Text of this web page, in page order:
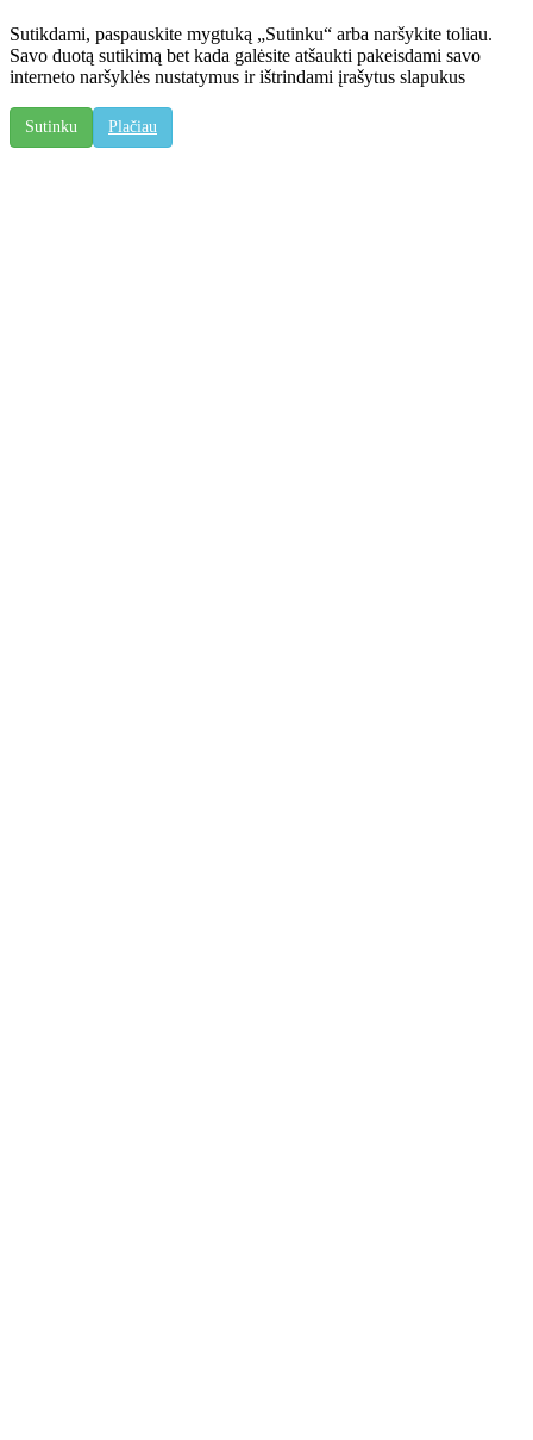
Sutikdami, paspauskite mygtuką „Sutinku“ arba naršykite toliau.
Savo duotą sutikimą bet kada galėsite atšaukti pakeisdami savo
interneto naršyklės nustatymus ir ištrindami įrašytus slapukus
Sutinku Plačiau